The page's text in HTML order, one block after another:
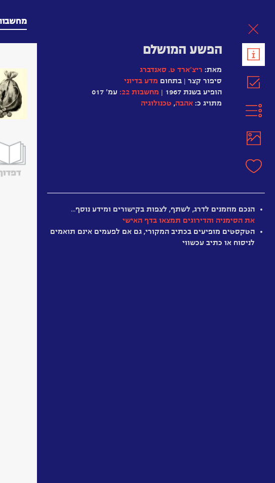
הפשע המושלם
מאת: ריצ’ארד ט. סאנדברג
סיפור קצר | בתחום מדע בדיוני
הופיע בשנת 1967 |
מחשבות 22:
עמ' 017
מתויג כ: אהבה, טכנולוגיה
הברזל
חלש מיושן מענין מרתק
הנכם מוזמנים לדרג, לשתף, לצפות בקישורים ומידע נוסף…
את הסימניה והדירוגים תמצאו בדף האישי
הטקסטים מופיעים בכתיב המקורי, גם אם לפעמים אינם תואמים
לניסוח או כתיב עכשווי